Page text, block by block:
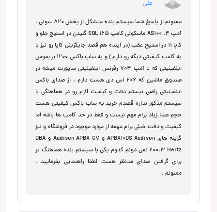
علی
ممنونم از پاسخ شما سیستم بنده متشکل از پخش 820 سونی ،
آمپ AS100 .4 ماسکونی کامپ SQL 165 گلیدن در استیج جلو و
کاپا 11 در استیج عقب (در آینده هم قصد جایگزینی کاپا رو نیز با
یه کامپ کیفیتی دیگه رو دارم ) و یه ساب باکس 1200 پریموس
اینفینیتی که با آمپ 704 رفرنس اینفینیتی ساپورت میشه در
صندوق ماشین که 206 اس دی هست دارم ، از صدای باکس
اینفینیتی راضی نیستم دقت و کیفیت لازم رو در هماهنگی با
سیستم مذکور نداره قصدم خرید یه ساب باکس کیفیتی هست
حجم صدا زیاد برام مهم نیست و فقط در حد کامپ ها باشه اما
کیفیت و دقت خیلی برام مهمه از موارد موجود در فروشگاه و نیز
گزینه های APBX10DS Audison و Audison APBX G7 و DBA
200.3 Hertz نمی دونم کدوم یکی با سیستم بنده هماهنگ تر
برای گرفتن صدای مدنظر هست لطفا راهنمایی بفرمایید .
ممنونم .